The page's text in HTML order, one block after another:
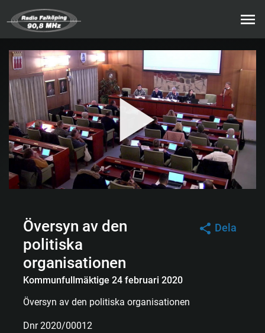
Dela
Översyn av den
politiska
organisationen
Kommunfullmäktige 24 februari 2020
Översyn av den politiska organisationen
Dnr 2020/00012